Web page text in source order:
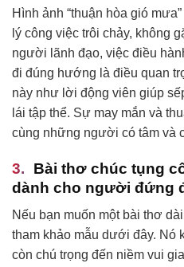
Hình ảnh “thuận hòa gió
lý công việc trôi chảy, không
người lãnh đạo, việc điều
đi đúng hướng là điều quan
này như lời động viên giúp
lái tập thể. Sự may mắn và
cùng những người có tâm và
Bài thơ chúc tụng
dành cho người đứng
Nếu bạn muốn một bài thơ
tham khảo mẫu dưới đây. Nó
còn chú trọng đến niềm vui